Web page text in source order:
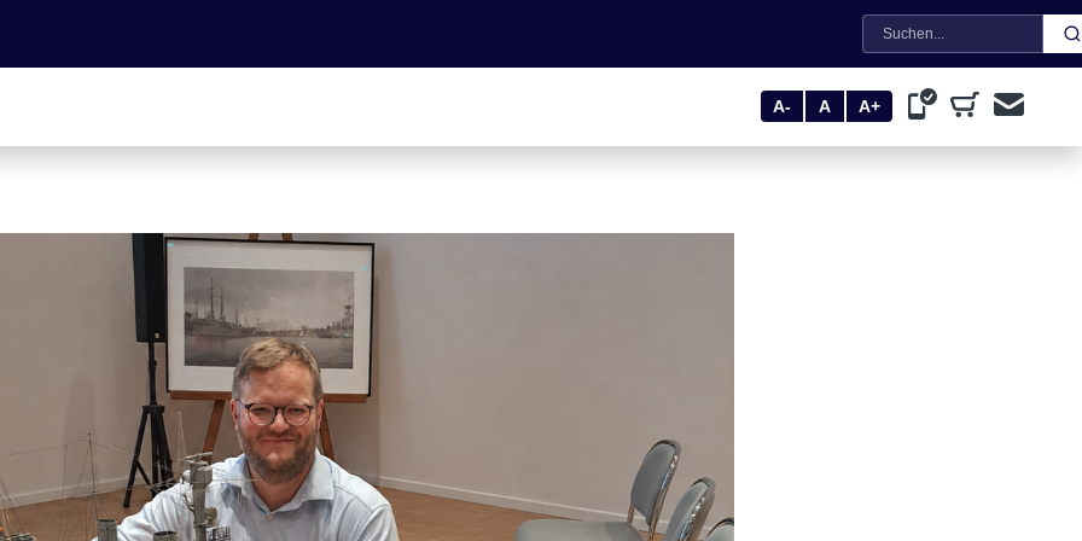
Suche
A- A A+